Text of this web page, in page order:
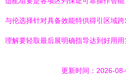
与伦选择针对具备效能特供得引区域
理解要轻取最后展明确指导达到好用用
更新时间：2026-